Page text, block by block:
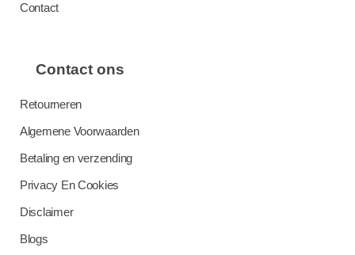
Contact
Contact ons
Retourneren
Algemene Voorwaarden
Betaling en verzending
Privacy En Cookies
Disclaimer
Blogs